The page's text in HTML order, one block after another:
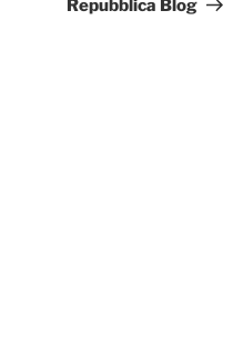
Repubblica Blog